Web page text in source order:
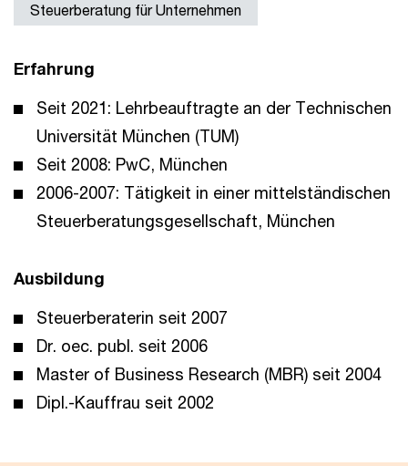
Steuerberatung für Unternehmen
Erfahrung
Seit 2021: Lehrbeauftragte an der Technischen
Universität München (TUM)
Seit 2008: PwC, München
2006-2007: Tätigkeit in einer mittelständischen
Steuerberatungsgesellschaft, München
Ausbildung
Steuerberaterin seit 2007
Dr. oec. publ. seit 2006
Master of Business Research (MBR) seit 2004
Dipl.-Kauffrau seit 2002